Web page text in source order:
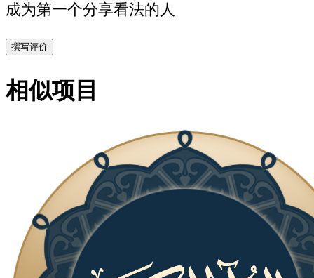
成为第一个分享看法的人
撰写评价
相似项目